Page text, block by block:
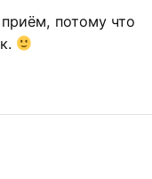
потому что